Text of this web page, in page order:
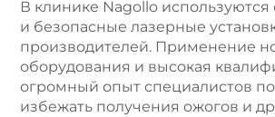
В клинике Nagollo
и безопасные лазерные
производителей. Применение
оборудования и высокая
огромный опыт специалистов
избежать получения ожогов и